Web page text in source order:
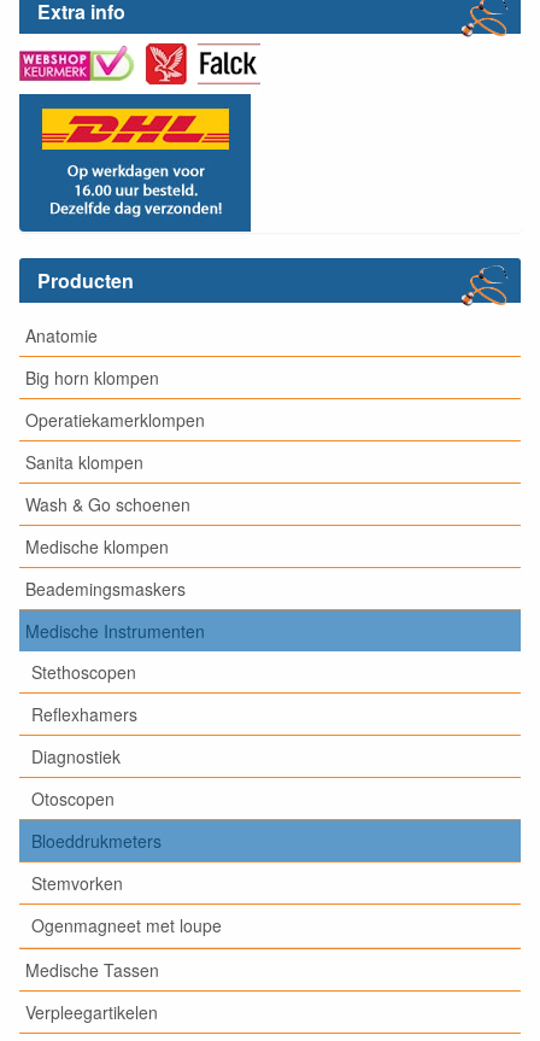
Extra info
Producten
Anatomie
Big horn klompen
Operatiekamerklompen
Sanita klompen
Wash & Go schoenen
Medische klompen
Beademingsmaskers
Medische Instrumenten
Stethoscopen
Reflexhamers
Diagnostiek
Otoscopen
Bloeddrukmeters
Stemvorken
Ogenmagneet met loupe
Medische Tassen
Verpleegartikelen